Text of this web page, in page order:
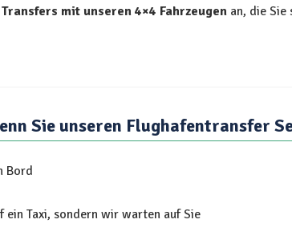
mit unseren 4×4 Fahrzeugen an, die
Sie unseren Flughafentransfer
Bord
ein Taxi, sondern wir warten auf Sie